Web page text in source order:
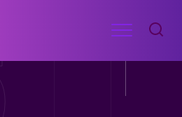
RECEITAS
ACADEMIA
Menu